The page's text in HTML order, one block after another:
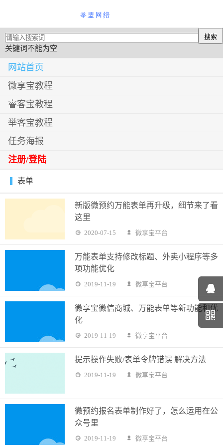
关键词不能为空
网站首页
微享宝教程
睿客宝教程
举客宝教程
任务海报
注册/登陆
表单
新版微预约万能表单再升级，细节来了看
这里
2020-07-15 微享宝平台
万能表单支持修改标题、外卖小程序等多
项功能优化
2019-11-19 微享宝平台
微享宝微信商城、万能表单等新功能和优
化
2019-11-19 微享宝平台
提示操作失败/表单令牌错误 解决方法
2019-11-19 微享宝平台
微预约报名表单制作好了，怎么运用在公
众号里
2019-11-19 微享宝平台